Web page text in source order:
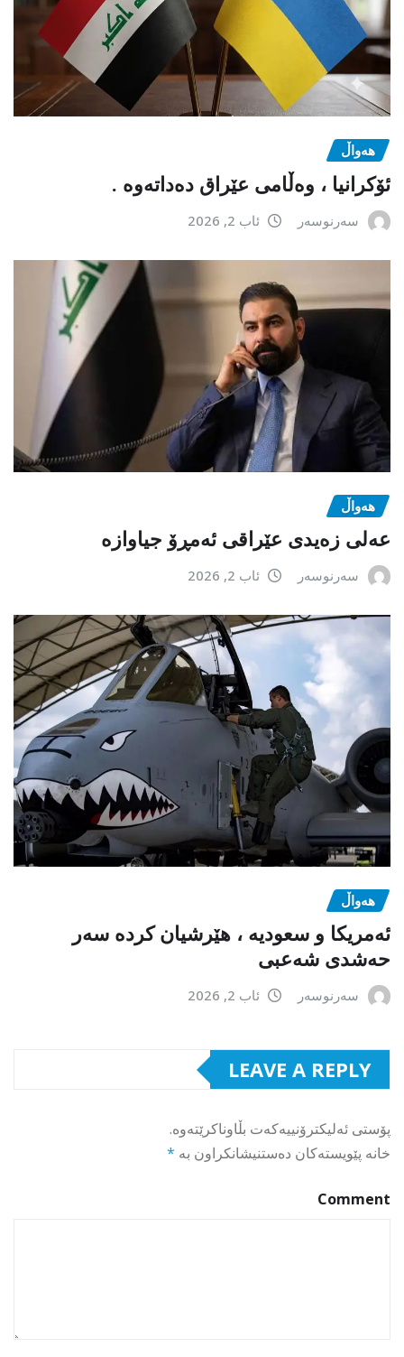
هەواڵ
ئۆکرانیا ، وەڵامی عێراق دەداتەوە .
سەرنوسەر ئاب 2, 2026
هەواڵ
عەلی زەیدی عێراقی ئەمڕۆ جیاوازە
سەرنوسەر ئاب 2, 2026
هەواڵ
ئەمریکا و سعودیە ، هێرشیان کردە سەر
حەشدی شەعبی
سەرنوسەر ئاب 2, 2026
LEAVE A REPLY
پۆستی ئەلیکترۆنییەکەت بڵاوناکرێتەوە.
خانە پێویستەکان دەستنیشانکراون بە *
Comment